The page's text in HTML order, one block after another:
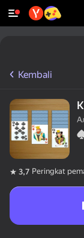
Kembali
3,7 Peringkat